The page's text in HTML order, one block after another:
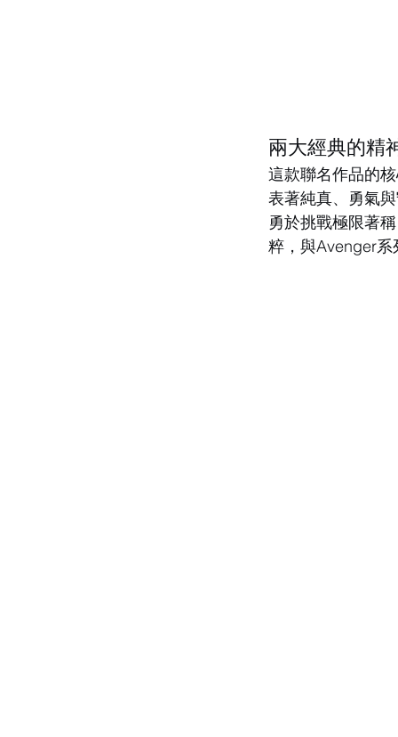
兩大經典的精
這款聯名作品的
表著純真、勇氣
勇於挑戰極限著
粹，與Avenger系